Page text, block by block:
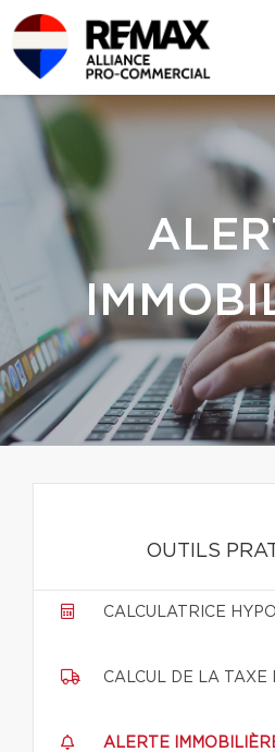
OUTILS
CALCULATRICE
CALCUL DE LA TAXE
ALERTE